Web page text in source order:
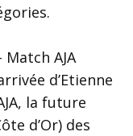
Match AJA
d’Etienne
la future
d’Or) des